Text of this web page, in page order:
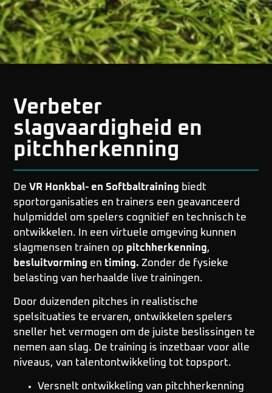
Verbeter
slagvaardigheid en
pitchherkenning
DeVR Honkbal- en Softbaltraining biedt
sportorganisaties en trainers een geavanceerd
hulpmiddel om spelers cognitief en technisch te
ontwikkelen. In een virtuele omgeving kunnen
slagmensen trainen op pitchherkenning,
besluitvorming en timing. Zonder de fysieke
belasting van herhaalde live trainingen.
Door duizenden pitches in realistische
spelsituaties te ervaren, ontwikkelen spelers
sneller het vermogen om de juiste beslissingen te
nemen aan slag. De training is inzetbaar voor alle
niveaus, van talentontwikkeling tot topsport.
Versnelt ontwikkeling van pitchherkenning